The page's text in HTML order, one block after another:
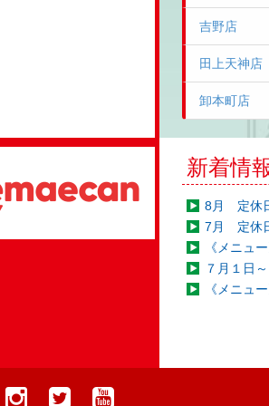
吉野店
田上天神店
卸本町店
新着情
8月 定休
7月 定休
《メニュ
７月１日
《メニュ